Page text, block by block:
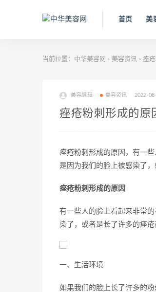
首页 美
当前位置： 中华美容网 > 美容资讯 > 痤
美容编辑 美容资讯 2022-
痤疮粉刺形成的原
痤疮粉刺形成的原因，有一
是因为我们的脸上被感染了
痤疮粉刺形成的原因
有一些人的脸上看起来非常
染了，或者是长了许多的痤疮
一、生活环境
如果我们的脸上长了许多的